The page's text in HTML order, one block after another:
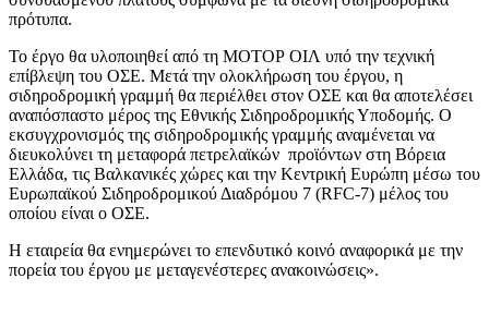
πρότυπα.
Το έργο θα υλοποιηθεί από τη ΜΟΤΟΡ ΟΙΛ υπό την τεχνική
επίβλεψη του ΟΣΕ. Μετά την ολοκλήρωση του έργου, η
σιδηροδρομική γραμμή θα περιέλθει στον ΟΣΕ και θα αποτελέσει
αναπόσπαστο μέρος της Εθνικής Σιδηροδρομικής Υποδομής. Ο
εκσυγχρονισμός της σιδηροδρομικής γραμμής αναμένεται να
διευκολύνει τη μεταφορά πετρελαϊκών προϊόντων στη Βόρεια
Ελλάδα, τις Βαλκανικές χώρες και την Κεντρική Ευρώπη μέσω του
Ευρωπαϊκού Σιδηροδρομικού Διαδρόμου 7 (RFC-7) μέλος του
οποίου είναι ο ΟΣΕ.
Η εταιρεία θα ενημερώνει το επενδυτικό κοινό αναφορικά με την
πορεία του έργου με μεταγενέστερες ανακοινώσεις».